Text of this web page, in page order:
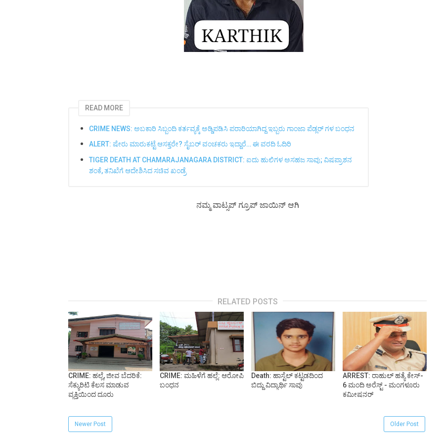
READ MORE
CRIME NEWS: ಅಬಕಾರಿ ಸಿಬ್ಬಂದಿ ಕರ್ತವ್ಯಕ್ಕೆ ಅಡ್ಡಿಪಡಿಸಿ ಪರಾರಿಯಾಗಿದ್ದ ಇಬ್ಬರು ಗಾಂಜಾ ಪೆಡ್ಲರ್ ಗಳ ಬಂಧನ
ALERT: ಷೇರು ಮಾರುಕಟ್ಟೆ ಆಸಕ್ತರೇ? ಸೈಬರ್ ವಂಚಕರು ಇದ್ದಾರೆ… ಈ ವರದಿ ಓದಿರಿ
TIGER DEATH AT CHAMARAJANAGARA DISTRICT: ಐದು ಹುಲಿಗಳ ಅಸಹಜ ಸಾವು; ವಿಷಪ್ರಾಶನ
ಶಂಕೆ, ತನಿಖೆಗೆ ಆದೇಶಿಸಿದ ಸಚಿವ ಖಂಡ್ರೆ
ನಮ್ಮ ವಾಟ್ಸಪ್ ಗ್ರೂಪ್ ಜಾಯಿನ್ ಆಗಿ
RELATED POSTS
CRIME: ಹಲ್ಲೆ, ಜೀವ ಬೆದರಿಕೆ:
ಸೆಕ್ಯುರಿಟಿ ಕೆಲಸ ಮಾಡುವ
ವ್ಯಕ್ತಿಯಿಂದ ದೂರು
CRIME: ಮಹಿಳೆಗೆ ಹಲ್ಲೆ: ಆರೋಪಿ
ಬಂಧನ
Death: ಹಾಸ್ಟೆಲ್ ಕಟ್ಟಡದಿಂದ
ಬಿದ್ದು ವಿದ್ಯಾರ್ಥಿ ಸಾವು
ARREST: ರಾಹುಲ್ ಹತ್ಯೆ ಕೇಸ್‌-
6 ಮಂದಿ ಅರೆಸ್ಟ್ - ಮಂಗಳೂರು
ಕಮೀಷನರ್
Newer Post Older Post